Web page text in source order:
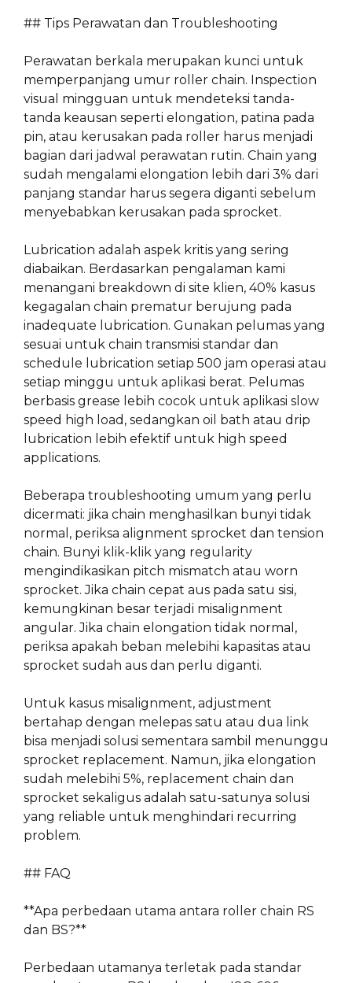
## Tips Perawatan dan Troubleshooting
Perawatan berkala merupakan kunci untuk
memperpanjang umur roller chain. Inspection
visual mingguan untuk mendeteksi tanda-
tanda keausan seperti elongation, patina pada
pin, atau kerusakan pada roller harus menjadi
bagian dari jadwal perawatan rutin. Chain yang
sudah mengalami elongation lebih dari 3% dari
panjang standar harus segera diganti sebelum
menyebabkan kerusakan pada sprocket.
Lubrication adalah aspek kritis yang sering
diabaikan. Berdasarkan pengalaman kami
menangani breakdown di site klien, 40% kasus
kegagalan chain prematur berujung pada
inadequate lubrication. Gunakan pelumas yang
sesuai untuk chain transmisi standar dan
schedule lubrication setiap 500 jam operasi atau
setiap minggu untuk aplikasi berat. Pelumas
berbasis grease lebih cocok untuk aplikasi slow
speed high load, sedangkan oil bath atau drip
lubrication lebih efektif untuk high speed
applications.
Beberapa troubleshooting umum yang perlu
dicermati: jika chain menghasilkan bunyi tidak
normal, periksa alignment sprocket dan tension
chain. Bunyi klik-klik yang regularity
mengindikasikan pitch mismatch atau worn
sprocket. Jika chain cepat aus pada satu sisi,
kemungkinan besar terjadi misalignment
angular. Jika chain elongation tidak normal,
periksa apakah beban melebihi kapasitas atau
sprocket sudah aus dan perlu diganti.
Untuk kasus misalignment, adjustment
bertahap dengan melepas satu atau dua link
bisa menjadi solusi sementara sambil menunggu
sprocket replacement. Namun, jika elongation
sudah melebihi 5%, replacement chain dan
sprocket sekaligus adalah satu-satunya solusi
yang reliable untuk menghindari recurring
problem.
## FAQ
**Apa perbedaan utama antara roller chain RS
dan BS?**
Perbedaan utamanya terletak pada standar